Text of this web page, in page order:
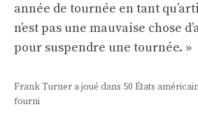
année de tournée en tant
n’est pas une mauvaise chose
pour suspendre une tournée. »
Frank Turner a joué dans 50 États
fourni